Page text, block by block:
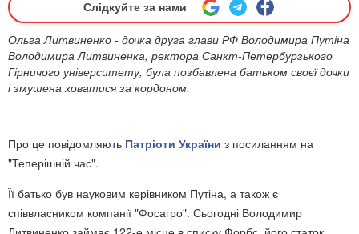
Слідкуйте за нами
​Ольга Литвиненко - дочка друга глави РФ Володимира Путіна
Володимира Литвиненка, ректора Санкт-Петербурзького
Гірничого університету, була позбавлена ​​батьком своєї дочки
і змушена ховатися за кордоном.
Про це повідомляють Патріоти України з посиланням на
"Теперішній час".
Її батько був науковим керівником Путіна, а також є
співвласником компанії "Фосагро". Сьогодні Володимир